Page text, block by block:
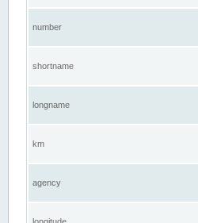
number
shortname
longname
km
agency